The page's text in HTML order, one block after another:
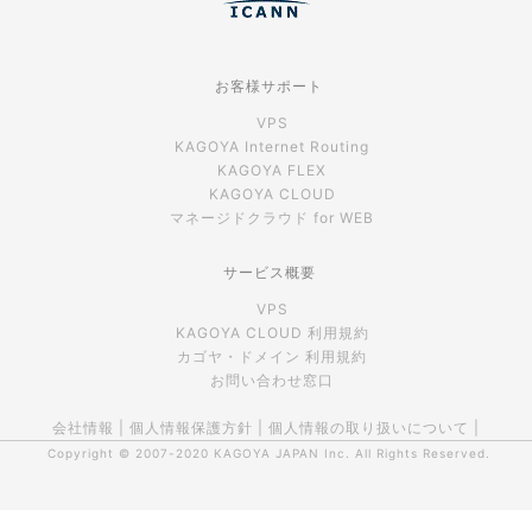
お客様サポート
VPS
KAGOYA Internet Routing
KAGOYA FLEX
KAGOYA CLOUD
マネージドクラウド for WEB
サービス概要
VPS
KAGOYA CLOUD 利用規約
カゴヤ・ドメイン 利用規約
お問い合わせ窓口
会社情報 個人情報保護方針 個人情報の取り扱いについて
Copyright © 2007-2020 KAGOYA JAPAN Inc. All Rights Reserved.